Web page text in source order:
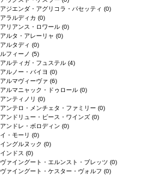
アジエンダ・アグリコラ・パセッティ (0)
アラルディカ (0)
アリアンス・ロワール (0)
アルタ・アレーリャ (0)
アルタディ (0)
ルフィーノ (5)
アルティガ・フュステル (4)
アルノー・バイヨ (0)
アルマヴィーヴァ (6)
アルマニャック・ドゥロール (0)
アンティノリ (0)
アンテロ・メンチェタ・ファミリー (0)
アンドリュー・ピース・ワインズ (0)
アンドレ・ボロディン (0)
イ・モーリ (0)
イングルヌック (0)
インドス (0)
ヴァイングート・エルンスト・ブレッツ (0)
ヴァイングート・ケスター・ヴォルフ (0)